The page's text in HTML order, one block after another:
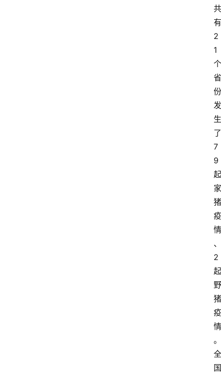
共
有
2
1
个
省
份
发
生
了
7
9
起
家
猪
疫
情
、
2
起
野
猪
疫
情
。
全
国